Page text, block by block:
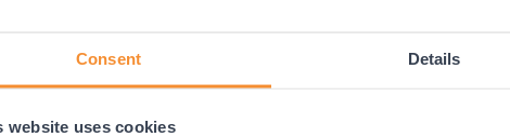
Consent Details
website uses cookies
door al deze unieke eigenschappen dan ook al jaren door miljoenen
Nylon (toplaag).